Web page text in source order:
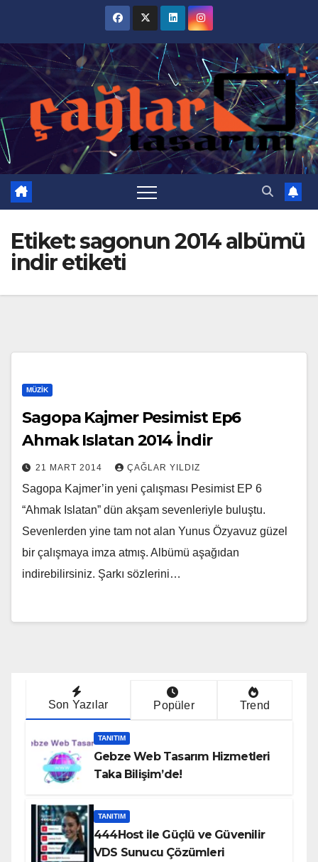
content
Etiket:sagonun 2014 albümü
indir etiketi
MÜZIK
Sagopa Kajmer Pesimist Ep6
Ahmak Islatan 2014 İndir
21 MART 2014 ÇAĞLAR YILDIZ
Sagopa Kajmer’in yeni çalışması Pesimist EP 6
“Ahmak Islatan” dün akşam sevenleriyle buluştu.
Sevenlerden yine tam not alan Yunus Özyavuz güzel
bir çalışmaya imza atmış. Albümü aşağıdan
indirebilirsiniz. Şarkı sözlerini…
Son Yazılar Popüler Trend
TANITIM
Gebze Web Tasarım Hizmetleri
Taka Bilişim’de!
TANITIM
444Host ile Güçlü ve Güvenilir
VDS Sunucu Çözümleri